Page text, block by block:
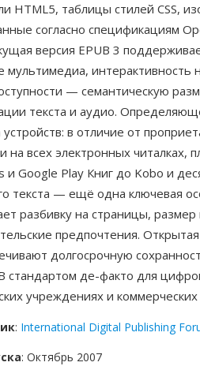
HTML5, таблицы стилей CSS,
согласно спецификациям
версия EPUB 3
мультимедиа, интерактивность
— семантическую
текста и аудио.
в отличие от
на всех электронных
и Google Play Книг до Kobo и
текста — ещё одна ключевая
разбивку на страницы,
предпочтения.
долгосрочную
стандартом де-факто для
учреждениях и
: International Digital Publishing
: Октябрь 2007